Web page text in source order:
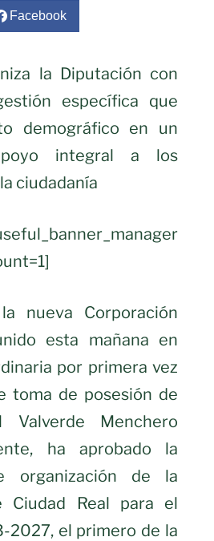
Facebook
la Diputación con
específica que
demográfico en un
integral a los
ciudadanía
nueva Corporación
esta mañana en
por primera vez
toma de posesión de
Valverde Menchero
ha aprobado la
organización de la
Ciudad Real para el
2027, el primero de la